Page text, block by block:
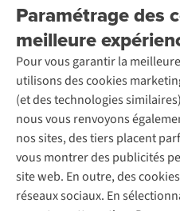
Paramétrage des
meilleure
Pour vous garantir la
utilisons des cookies
(et des technologies
nous vous renvoyons
nos sites, des tiers placent
vous montrer des publicités
site web. En outre, des
réseaux sociaux. En
Retourner
Rétractation d'une commande
Entretien & réparations
Garantie
Contactez-nous
Entreprise responsable
À propos d’Ayacucho
Nos magasins
À propos d’A.S.Adventure
Déclaration d'accessibilité
Location / Location sports d’hiver
Seconde-main
Entretien de ski
Service de lavage
Entretien de chaussures
Réparation de chaussures
Réparation de vêtements
Retouches
Pour les entreprises
Découvrez
A.S.Magazine
Explore Camp
Expertise & conseils
Abonnez-vous à la newsletter